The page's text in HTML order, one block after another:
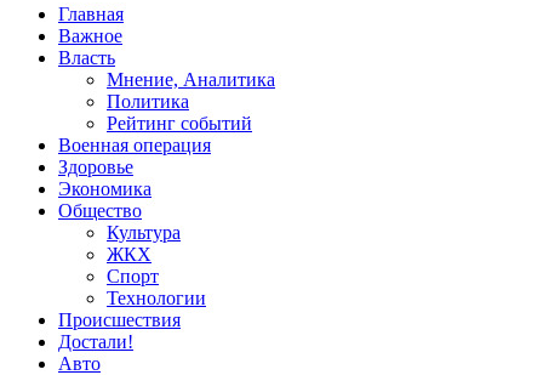
Главная
Важное
Власть
Мнение, Аналитика
Политика
Рейтинг событий
Военная операция
Здоровье
Экономика
Общество
Культура
ЖКХ
Спорт
Технологии
Происшествия
Достали!
Авто